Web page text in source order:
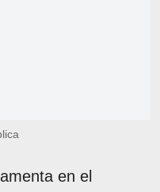
en el